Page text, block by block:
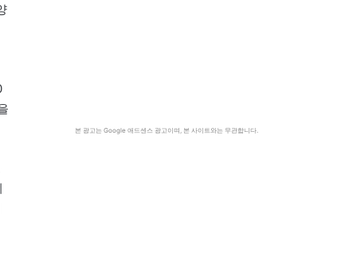
본 광고는 Google 애드센스 광고이며, 본 사이트와는 무관합니다.